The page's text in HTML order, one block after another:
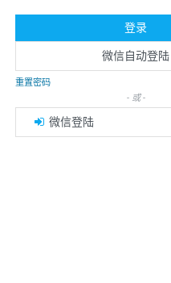
登录
微信自动登陆
重置密码
- 或 -
微信登陆